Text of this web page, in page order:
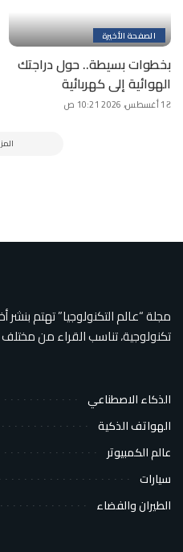
الصفحة الأخيرة
بخطوات بسيطة.. حول دراجتك
الهوائية إلى كهربائية
1 أغسطس، 2026 10:21 ص
مجلة “عالم التكنولوجيا” تهتم
تكنولوجية، تناسب القراء من مختلف
الذكاء الاصطناعي
الهواتف الذكية
عالم الكمبيوتر
سيارات
الطيران والفضاء